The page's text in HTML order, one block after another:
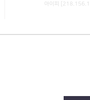
아이피